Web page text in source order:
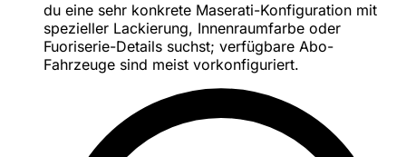
du eine sehr konkrete Maserati-Konfiguration mit
spezieller Lackierung, Innenraumfarbe oder
Fuoriserie-Details suchst; verfügbare Abo-
Fahrzeuge sind meist vorkonfiguriert.